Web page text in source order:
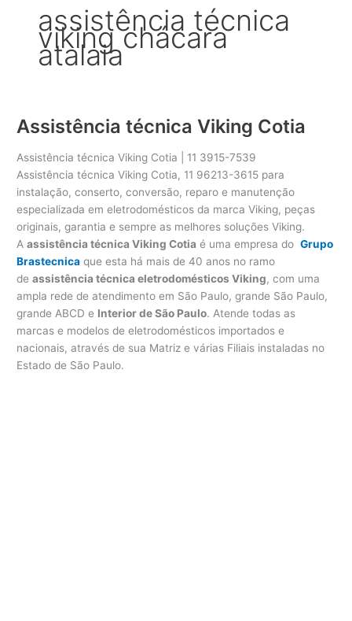
assistência técnica
viking chácara
atalaia
Assistência técnica Viking Cotia
Assistência técnica Viking Cotia | 11 3915-7539
Assistência técnica Viking Cotia, 11 96213-3615 para
instalação, conserto, conversão, reparo e manutenção
especializada em eletrodomésticos da marca Viking, peças
originais, garantia e sempre as melhores soluções Viking.
Aassistência técnica Viking Cotia é uma empresa doGrupo
Brastecnica que esta há mais de 40 anos no ramo
deassistência técnica eletrodomésticos Viking, com uma
ampla rede de atendimento em São Paulo, grande São Paulo,
grande ABCD e Interior de São Paulo. Atende todas as
marcas e modelos de eletrodomésticos importados e
nacionais, através de sua Matriz e várias Filiais instaladas no
Estado de São Paulo.